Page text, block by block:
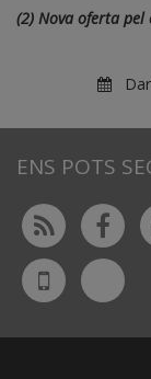
(2) Nova oferta pel
ENS POTS
Rss
UdL
App